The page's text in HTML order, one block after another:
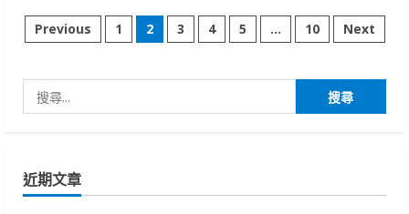
暖
慎
危
文
章
分
Previous 1 2 3 4 5 ... 10 Next
尋
字:
近期文章